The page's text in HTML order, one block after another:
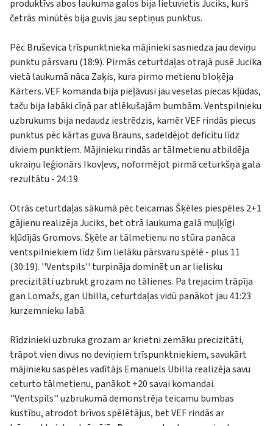
produktīvs abos laukuma galos bija lietuvietis Juciks, kurš
četrās minūtēs bija guvis jau septiņus punktus.
Pēc Bruševica trīspunktnieka mājinieki sasniedza jau deviņu
punktu pārsvaru (18:9). Pirmās ceturtdaļas otrajā pusē Jucika
vietā laukumā nāca Zaķis, kura pirmo metienu bloķēja
Kārters. VEF komanda bija pieļāvusi jau veselas piecas kļūdas,
taču bija labāki cīņā par atlēkušajām bumbām. Ventspilnieku
uzbrukums bija nedaudz iestrēdzis, kamēr VEF rindās piecus
punktus pēc kārtas guva Brauns, sadeldējot deficītu līdz
diviem punktiem. Mājinieku rindās ar tālmetienu atbildēja
ukraiņu leģionārs Ikovļevs, noformējot pirmā ceturkšņa gala
rezultātu - 24:19.
Otrās ceturtdaļas sākumā pēc teicamas Šķēles piespēles 2+1
gājienu realizēja Juciks, bet otrā laukuma galā muļķīgi
kļūdījās Gromovs. Šķēle ar tālmetienu no stūra panāca
ventspilniekiem līdz šim lielāku pārsvaru spēlē - plus 11
(30:19). ''Ventspils'' turpināja dominēt un ar lielisku
precizitāti uzbrukt grozam no tālienes. Pa trejacim trāpīja
gan Lomažs, gan Ubilla, ceturtdaļas vidū panākot jau 41:23
kurzemnieku labā.
Rīdzinieki uzbruka grozam ar krietni zemāku precizitāti,
trāpot vien divus no deviņiem trīspunktniekiem, savukārt
mājinieku saspēles vadītājs Emanuels Ubilla realizēja savu
ceturto tālmetienu, panākot +20 savai komandai.
''Ventspils'' uzbrukumā demonstrēja teicamu bumbas
kustību, atrodot brīvos spēlētājus, bet VEF rindās ar